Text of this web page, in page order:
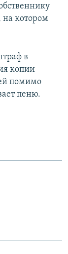
на котором
в
копии
помимо
пеню.